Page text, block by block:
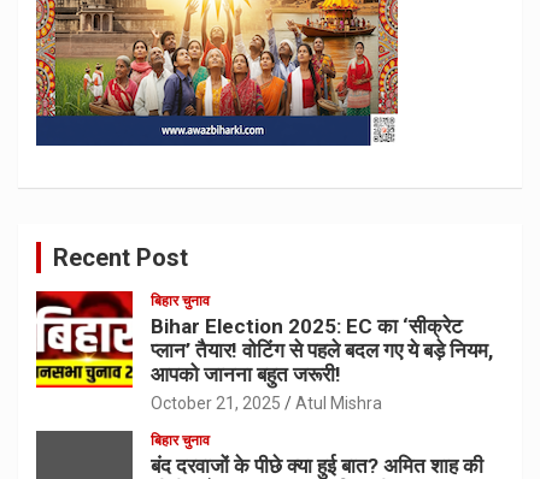
Recent Post
बिहार चुनाव
Bihar Election 2025: EC का ‘सीक्रेट
प्लान’ तैयार! वोटिंग से पहले बदल गए ये बड़े नियम,
आपको जानना बहुत जरूरी!
October 21, 2025 Atul Mishra
बिहार चुनाव
बंद दरवाजों के पीछे क्या हुई बात? अमित शाह की